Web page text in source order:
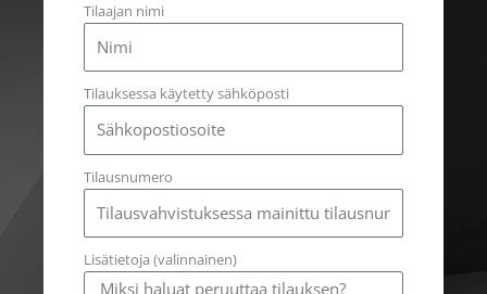
Tilaajan nimi
Tilauksessa käytetty sähköposti
Tilausnumero
Lisätietoja (valinnainen)